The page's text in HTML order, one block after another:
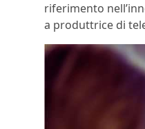
riferimento
a produttrice di